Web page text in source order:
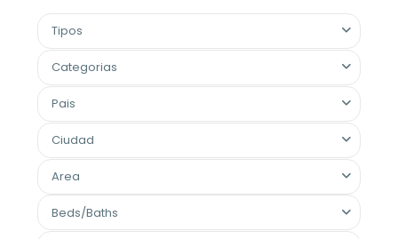
Tipos
Categorias
Pais
Ciudad
Area
Beds/Baths